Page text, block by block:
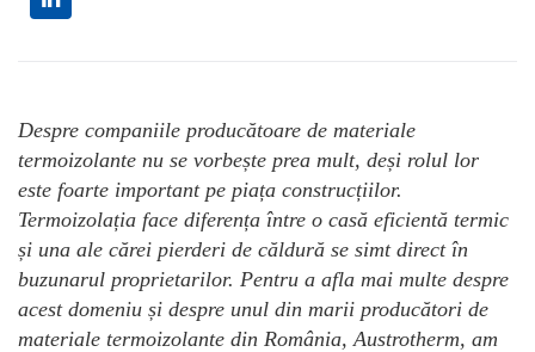
Despre companiile producătoare de materiale
termoizolante nu se vorbește prea mult, deși rolul lor
este foarte important pe piața construcțiilor.
Termoizolația face diferența între o casă eficientă termic
și una ale cărei pierderi de căldură se simt direct în
buzunarul proprietarilor. Pentru a afla mai multe despre
acest domeniu și despre unul din marii producători de
materiale termoizolante din România, Austrotherm, am